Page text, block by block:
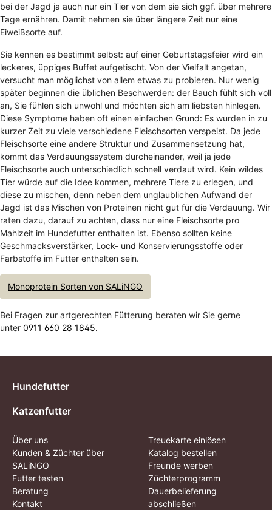
bei der Jagd ja auch nur ein Tier von dem sie sich ggf. über mehrere
Tage ernähren. Damit nehmen sie über längere Zeit nur eine
Eiweißsorte auf.
Sie kennen es bestimmt selbst: auf einer Geburtstagsfeier wird ein
leckeres, üppiges Buffet aufgetischt. Von der Vielfalt angetan,
versucht man möglichst von allem etwas zu probieren. Nur wenig
später beginnen die üblichen Beschwerden: der Bauch fühlt sich voll
an, Sie fühlen sich unwohl und möchten sich am liebsten hinlegen.
Diese Symptome haben oft einen einfachen Grund: Es wurden in zu
kurzer Zeit zu viele verschiedene Fleischsorten verspeist. Da jede
Fleischsorte eine andere Struktur und Zusammensetzung hat,
kommt das Verdauungssystem durcheinander, weil ja jede
Fleischsorte auch unterschiedlich schnell verdaut wird. Kein wildes
Tier würde auf die Idee kommen, mehrere Tiere zu erlegen, und
diese zu mischen, denn neben dem unglaublichen Aufwand der
Jagd ist das Mischen von Proteinen nicht gut für die Verdauung. Wir
raten dazu, darauf zu achten, dass nur eine Fleischsorte pro
Mahlzeit im Hundefutter enthalten ist. Ebenso sollten keine
Geschmacksverstärker, Lock- und Konservierungsstoffe oder
Farbstoffe im Futter enthalten sein.
Monoprotein Sorten von SALiNGO
Bei Fragen zur artgerechten Fütterung beraten wir Sie gerne
unter 0911 660 28 1845.
Hundefutter
Katzenfutter
Über uns
Kunden & Züchter über
SALiNGO
Futter testen
Beratung
Kontakt
Treuekarte einlösen
Katalog bestellen
Freunde werben
Züchterprogramm
Dauerbelieferung
abschließen